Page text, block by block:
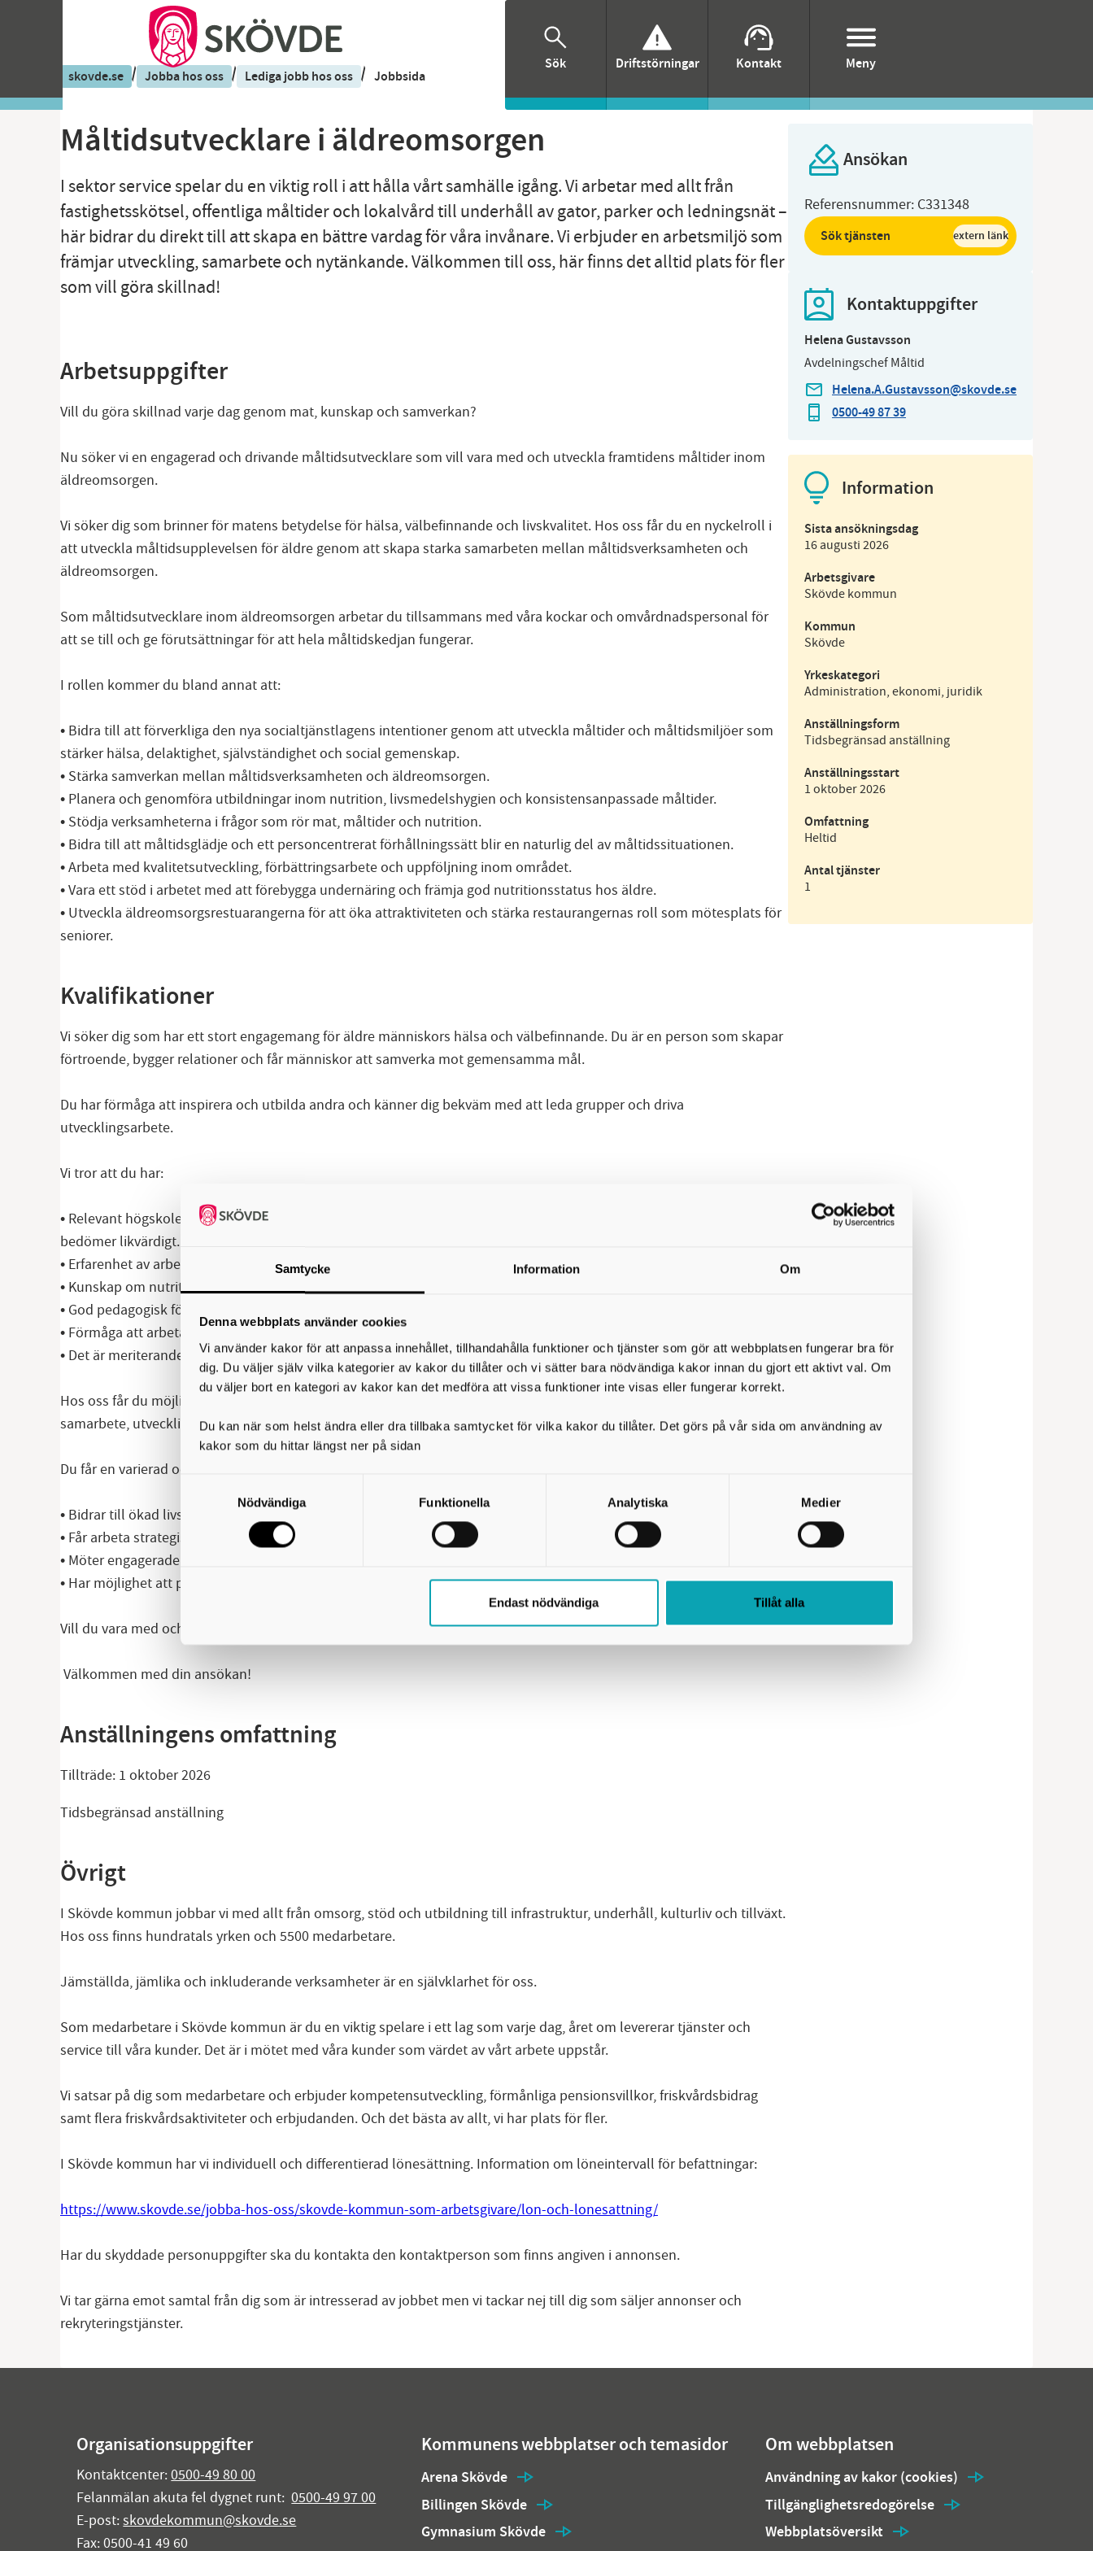
Samtycke Information Om
Denna webbplats använder cookies
Vi använder kakor för att anpassa innehållet, tillhandahålla funktioner och tjänster som gör att webbplatsen fungerar bra för
dig. Du väljer själv vilka kategorier av kakor du tillåter och vi sätter bara nödvändiga kakor innan du gjort ett aktivt val. Om
du väljer bort en kategori av kakor kan det medföra att vissa funktioner inte visas eller fungerar korrekt.
Du kan när som helst ändra eller dra tillbaka samtycket för vilka kakor du tillåter. Det görs på vår sida om användning av
kakor som du hittar längst ner på sidan
Nödvändiga
Funktionella Analytiska Medier
Endast nödvändiga Tillåt alla
Sök Driftstörningar Kontakt Meny
skovde.se / Jobba hos oss / Lediga jobb hos oss / Jobbsida
Måltidsutvecklare i äldreomsorgen
I sektor service spelar du en viktig roll i att hålla vårt samhälle igång. Vi arbetar med allt från
fastighetsskötsel, offentliga måltider och lokalvård till underhåll av gator, parker och ledningsnät –
här bidrar du direkt till att skapa en bättre vardag för våra invånare. Vi erbjuder en arbetsmiljö som
främjar utveckling, samarbete och nytänkande. Välkommen till oss, här finns det alltid plats för fler
som vill göra skillnad!
Arbetsuppgifter
Vill du göra skillnad varje dag genom mat, kunskap och samverkan?
Nu söker vi en engagerad och drivande måltidsutvecklare som vill vara med och utveckla framtidens måltider inom
äldreomsorgen.
Vi söker dig som brinner för matens betydelse för hälsa, välbefinnande och livskvalitet. Hos oss får du en nyckelroll i
att utveckla måltidsupplevelsen för äldre genom att skapa starka samarbeten mellan måltidsverksamheten och
äldreomsorgen.
Som måltidsutvecklare inom äldreomsorgen arbetar du tillsammans med våra kockar och omvårdnadspersonal för
att se till och ge förutsättningar för att hela måltidskedjan fungerar.
I rollen kommer du bland annat att:
• Bidra till att förverkliga den nya socialtjänstlagens intentioner genom att utveckla måltider och måltidsmiljöer som
stärker hälsa, delaktighet, självständighet och social gemenskap.
• Stärka samverkan mellan måltidsverksamheten och äldreomsorgen.
• Planera och genomföra utbildningar inom nutrition, livsmedelshygien och konsistensanpassade måltider.
• Stödja verksamheterna i frågor som rör mat, måltider och nutrition.
• Bidra till att måltidsglädje och ett personcentrerat förhållningssätt blir en naturlig del av måltidssituationen.
• Arbeta med kvalitetsutveckling, förbättringsarbete och uppföljning inom området.
• Vara ett stöd i arbetet med att förebygga undernäring och främja god nutritionsstatus hos äldre.
• Utveckla äldreomsorgsrestuarangerna för att öka attraktiviteten och stärka restaurangernas roll som mötesplats för
seniorer.
Kvalifikationer
Vi söker dig som har ett stort engagemang för äldre människors hälsa och välbefinnande. Du är en person som skapar
förtroende, bygger relationer och får människor att samverka mot gemensamma mål.
Du har förmåga att inspirera och utbilda andra och känner dig bekväm med att leda grupper och driva
utvecklingsarbete.
Vi tror att du har:
• Relevant högskoleutbildning inom exempelvis nutrition, kostvetenskap eller annat område som arbetsgivaren
bedömer likvärdigt.
• Erfarenhet av arbete inom måltidsverksamhet, äldreomsorg eller närliggande verksamhet.
• Kunskap om nutrition för äldre, specialkost och konsistensanpassade måltider.
• God pedagogisk förmåga och erfarenhet av att utbilda eller handleda.
• Förmåga att arbeta självständigt och driva utvecklingsprocesser.
• Det är meriterande om du har erfarenhet av kvalitetsarbete, förändringsledning eller samverkansuppdrag.
Hos oss får du möjlighet att göra verklig skillnad för människors vardag. Du blir en del av ett engagerat team där
samarbete, utveckling och nytänkande står i fokus.
Du får en varierad och meningsfull roll där du:
• Bidrar till ökad livskvalitet för äldre.
• Får arbeta strategiskt och operativt i samma uppdrag.
• Möter engagerade kollegor inom både måltidsverksamhet och omsorg.
• Har möjlighet att påverka och utveckla verksamheten långsiktigt.
Vill du vara med och skapa måltider som ger både näring, glädje och gemenskap? Då ser vi fram emot att höra från dig.
Välkommen med din ansökan!
Anställningens omfattning
Tillträde: 1 oktober 2026
Tidsbegränsad anställning
Övrigt
I Skövde kommun jobbar vi med allt från omsorg, stöd och utbildning till infrastruktur, underhåll, kulturliv och tillväxt.
Hos oss finns hundratals yrken och 5500 medarbetare.
Jämställda, jämlika och inkluderande verksamheter är en självklarhet för oss.
Som medarbetare i Skövde kommun är du en viktig spelare i ett lag som varje dag, året om levererar tjänster och
service till våra kunder. Det är i mötet med våra kunder som värdet av vårt arbete uppstår.
Vi satsar på dig som medarbetare och erbjuder kompetensutveckling, förmånliga pensionsvillkor, friskvårdsbidrag
samt flera friskvårdsaktiviteter och erbjudanden. Och det bästa av allt, vi har plats för fler.
I Skövde kommun har vi individuell och differentierad lönesättning. Information om löneintervall för befattningar:
https://www.skovde.se/jobba-hos-oss/skovde-kommun-som-arbetsgivare/lon-och-lonesattning/
Har du skyddade personuppgifter ska du kontakta den kontaktperson som finns angiven i annonsen.
Vi tar gärna emot samtal från dig som är intresserad av jobbet men vi tackar nej till dig som säljer annonser och
rekryteringstjänster.
Ansökan
Referensnummer: C331348
Sök tjänsten extern länk
Kontaktuppgifter
Helena Gustavsson
Avdelningschef Måltid
Helena.A.Gustavsson@skovde.se
0500-49 87 39
Information
Sista ansökningsdag
16 augusti 2026
Arbetsgivare
Skövde kommun
Kommun
Skövde
Yrkeskategori
Administration, ekonomi, juridik
Anställningsform
Tidsbegränsad anställning
Anställningsstart
1 oktober 2026
Omfattning
Heltid
Antal tjänster
1
Organisationsuppgifter
Kontaktcenter:0500-49 80 00
Felanmälan akuta fel dygnet runt:0500-49 97 00
E-post:skovdekommun@skovde.se
Fax: 0500-41 49 60
Kommunens webbplatser och temasidor
Arena Skövde
Billingen Skövde
Gymnasium Skövde
Om webbplatsen
Användning av kakor (cookies)
Tillgänglighetsredogörelse
Webbplatsöversikt